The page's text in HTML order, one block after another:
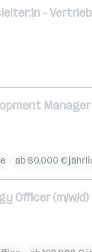
-
ab 80.000 €
Officer (m/w/d)